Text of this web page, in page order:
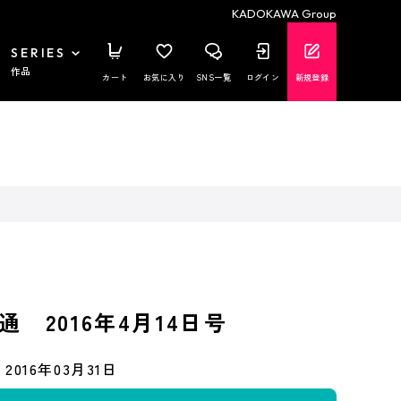
KADOKAWA Group
SERIES
作品 カート お気に入り SNS一覧 ログイン 新規登録
2016年4月14日号
2016年03月31日